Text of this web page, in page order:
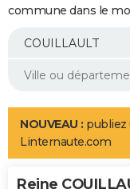
Essais
Réserver un essai
Citadines
Berlines
SUV
Forum auto
+
Mobiles
Meilleur smartphone
Internet
Ordinateurs
Jeux vidéo
Guide high-tech
Aménagement intérieur
LIFESTYLE
Art de vivre
Bien-être
Loisirs
Mode
Modes de vie
Alimentation
Guide de la santé
Maladies
Médicaments
Sommeil
VOYAGE
commune dans le
NOUVEAU : publiez
Linternaute.com
Reine